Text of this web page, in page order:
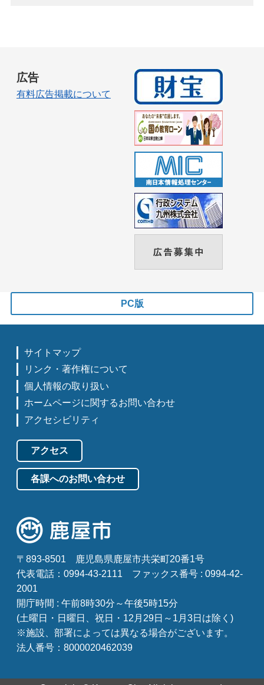
広告
有料広告掲載について
PC版
サイトマップ
リンク・著作権について
個人情報の取り扱い
ホームページに関するお問い合わせ
アクセシビリティ
アクセス
各課へのお問い合わせ
〒893-8501
鹿児島県鹿屋市共栄町20番1号
代表電話：0994-43-2111
ファックス番号 : 0994-42-
2001
開庁時間 : 午前8時30分～午後5時15分
(土曜日・日曜日、祝日・12月29日～1月3日は除く)
※施設、部署によっては異なる場合がございます。
法人番号：8000020462039